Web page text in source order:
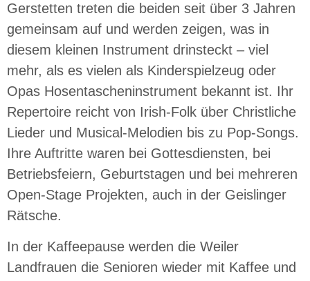
Gerstetten treten die beiden seit über 3 Jahren
gemeinsam auf und werden zeigen, was in
diesem kleinen Instrument drinsteckt – viel
mehr, als es vielen als Kinderspielzeug oder
Opas Hosentascheninstrument bekannt ist. Ihr
Repertoire reicht von Irish-Folk über Christliche
Lieder und Musical-Melodien bis zu Pop-Songs.
Ihre Auftritte waren bei Gottesdiensten, bei
Betriebsfeiern, Geburtstagen und bei mehreren
Open-Stage Projekten, auch in der Geislinger
Rätsche.
In der Kaffeepause werden die Weiler
Landfrauen die Senioren wieder mit Kaffee und